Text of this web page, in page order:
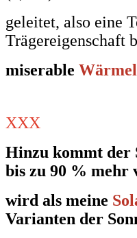
geleitet, also eine
Trägereigenschaft
miserable
XXX
Hinzu kommt der
bis zu 90 % mehr
wird als meine
Varianten der